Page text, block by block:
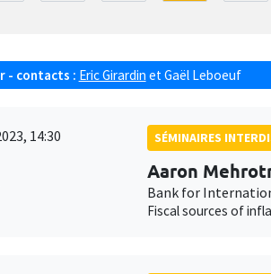
- contacts : Eric Girardin et Gaël Leboeuf
14:30 SÉMINAIRES
Aaron
Bank for
Fiscal sources of